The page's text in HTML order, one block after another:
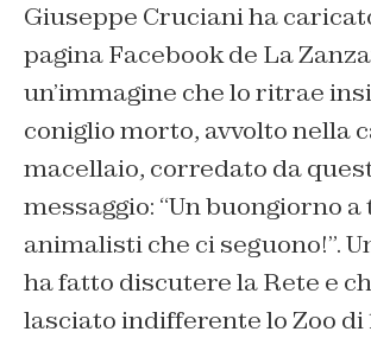
Giuseppe Cruciani ha
pagina Facebook de La
un’immagine che lo ritrae
coniglio morto, avvolto nella
macellaio, corredato da
messaggio: “Un buongiorno
animalisti che ci seguono!”.
ha fatto discutere la Rete e
lasciato indifferente lo Zoo di